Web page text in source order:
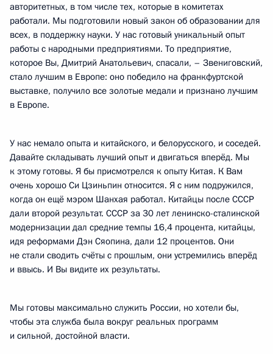
авторитетных, в том числе тех, которые в комитетах
работали. Мы подготовили новый закон об образовании для
всех, в поддержку науки. У нас готовый уникальный опыт
работы с народными предприятиями. То предприятие,
которое Вы, Дмитрий Анатольевич, спасали, – Звениговский,
стало лучшим в Европе: оно победило на франкфуртской
выставке, получило все золотые медали и признано лучшим
в Европе.
У нас немало опыта и китайского, и белорусского, и соседей.
Давайте складывать лучший опыт и двигаться вперёд. Мы
к этому готовы. Я бы присмотрелся к опыту Китая. К Вам
очень хорошо Си Цзиньпин относится. Я с ним подружился,
когда он ещё мэром Шанхая работал. Китайцы после СССР
дали второй результат. СССР за 30 лет ленинско-сталинской
модернизации дал средние темпы 16,4 процента, китайцы,
идя реформами Дэн Сяопина, дали 12 процентов. Они
не стали сводить счёты с прошлым, они устремились вперёд
и ввысь. И Вы видите их результаты.
Мы готовы максимально служить России, но хотели бы,
чтобы эта служба была вокруг реальных программ
и сильной, достойной власти.